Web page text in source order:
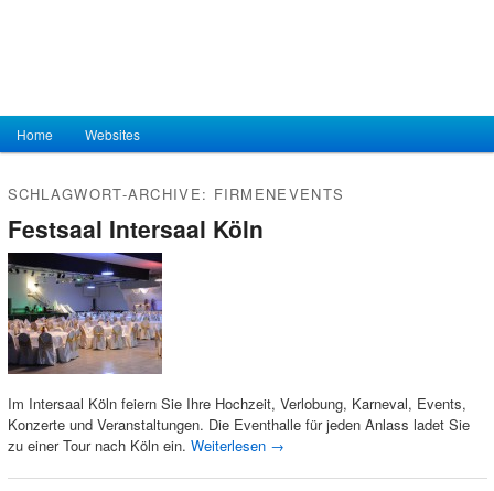
Hauptmenü
Zum Inhalt wechseln
Zum sekundären Inhalt wechseln
Home Websites
SCHLAGWORT-ARCHIVE: FIRMENEVENTS
Festsaal Intersaal Köln
Im Intersaal Köln feiern Sie Ihre Hochzeit, Verlobung, Karneval, Events,
Konzerte und Veranstaltungen. Die Eventhalle für jeden Anlass ladet Sie
zu einer Tour nach Köln ein. Weiterlesen →